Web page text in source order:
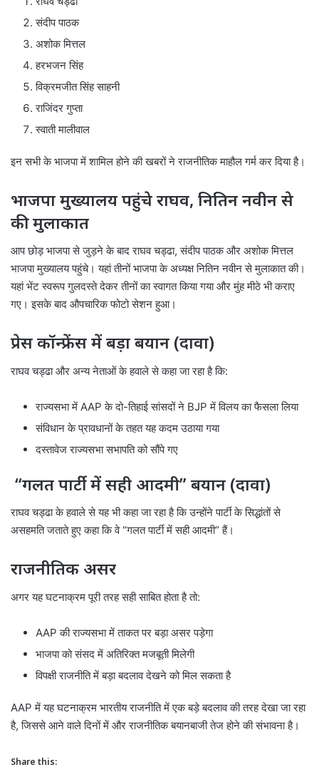
संदीप पाठक
अशोक मित्तल
हरभजन सिंह
विक्रमजीत सिंह साहनी
राजिंदर गुप्ता
स्वाती मालीवाल
इन सभी के भाजपा में शामिल होने की खबरों ने राजनीतिक माहौल गर्म कर दिया है।
भाजपा मुख्यालय पहुंचे राघव, नितिन नवीन से
की मुलाकात
आप छोड़ भाजपा से जुड़ने के बाद राघव चड्ढा, संदीप पाठक और अशोक मित्तल
भाजपा मुख्यालय पहुंचे। यहां तीनों भाजपा के अध्यक्ष नितिन नवीन से मुलाकात की।
यहां भेंट स्वरूप गुलदस्ते देकर तीनों का स्वागत किया गया और मुंह मीठे भी कराए
गए। इसके बाद औपचारिक फोटो सेशन हुआ।
प्रेस कॉन्फ्रेंस में बड़ा बयान (दावा)
राघव चड्ढा और अन्य नेताओं के हवाले से कहा जा रहा है कि:
राज्यसभा में AAP के दो-तिहाई सांसदों ने BJP में विलय का फैसला लिया
संविधान के प्रावधानों के तहत यह कदम उठाया गया
दस्तावेज राज्यसभा सभापति को सौंपे गए
“गलत पार्टी में सही आदमी” बयान (दावा)
राघव चड्ढा के हवाले से यह भी कहा जा रहा है कि उन्होंने पार्टी के सिद्धांतों से
असहमति जताते हुए कहा कि वे “गलत पार्टी में सही आदमी” हैं।
राजनीतिक असर
अगर यह घटनाक्रम पूरी तरह सही साबित होता है तो:
AAP की राज्यसभा में ताकत पर बड़ा असर पड़ेगा
भाजपा को संसद में अतिरिक्त मजबूती मिलेगी
विपक्षी राजनीति में बड़ा बदलाव देखने को मिल सकता है
AAP में यह घटनाक्रम भारतीय राजनीति में एक बड़े बदलाव की तरह देखा जा रहा
है, जिससे आने वाले दिनों में और राजनीतिक बयानबाजी तेज होने की संभावना है।
Share this: